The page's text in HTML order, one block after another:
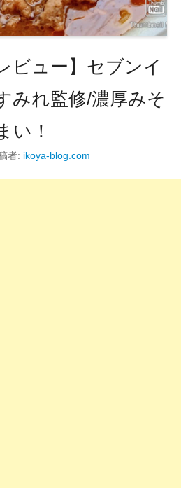
ビュー】セブンイ
みれ監修/濃厚みそ
い！
者: ikoya-blog.com